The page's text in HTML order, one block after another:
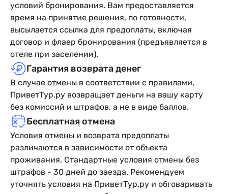
условий бронирования. Вам предоставляется
время на принятие решения, по готовности,
высылается ссылка для предоплаты, включая
договор и флаер бронирования (предъявляется в
отеле при заселении).
Гарантия возврата денег
В случае отмены в соответствии с правилами,
ПриветТур.ру возвращает деньги на вашу карту
без комиссий и штрафов, а не в виде баллов.
Бесплатная отмена
Условия отмены и возврата предоплаты
различаются в зависимости от объекта
проживания. Стандартные условия отмены без
штрафов - 30 дней до заезда. Рекомендуем
уточнять условия на ПриветТур.ру и обговаривать